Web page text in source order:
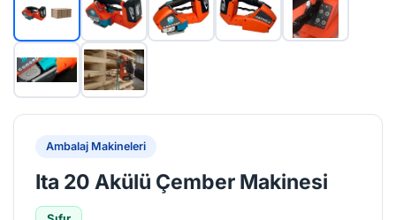
Ambalaj Makineleri
Ita 20 Akülü Çember Makinesi